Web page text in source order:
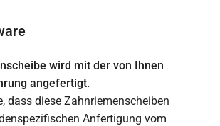
wird mit der von Ihnen
angefertigt.
dass diese Zahnriemenscheiben
Anfertigung vom